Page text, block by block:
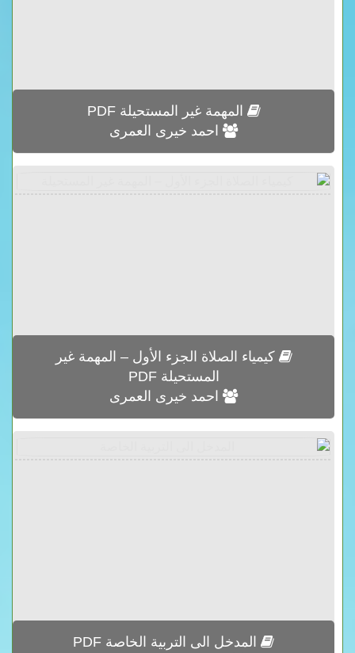
المهمة غير المستحيلة PDF
احمد خيرى العمرى
كيمياء الصلاة الجزء الأول – المهمة غير
المستحيلة PDF
احمد خيرى العمرى
المدخل الى التربية الخاصة PDF